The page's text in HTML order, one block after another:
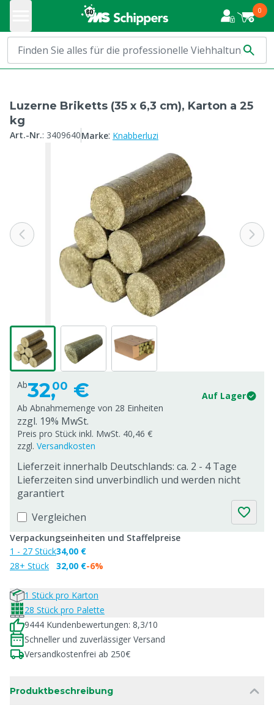
0
Luzerne Briketts (35 x 6,3 cm), Karton a 25
kg
Art.-Nr.: 3409640Marke: Knabberluzi
Ab32,00 €
Auf Lager
Ab Abnahmemenge von 28 Einheiten
zzgl. 19% MwSt.
Preis pro Stück inkl. MwSt. 40,46 €
zzgl. Versandkosten
Lieferzeit innerhalb Deutschlands: ca. 2 - 4 Tage
Lieferzeiten sind unverbindlich und werden nicht
garantiert
Vergleichen
Verpackungseinheiten und Staffelpreise
1 - 27 Stück
28+ Stück
34,00 €
32,00 €-6%
1 Stück pro Karton
28 Stück pro Palette
9444 Kundenbewertungen: 8,3/10
Schneller und zuverlässiger Versand
Versandkostenfrei ab 250€
Produktbeschreibung